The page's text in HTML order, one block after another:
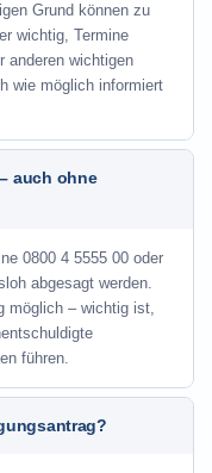
Grund können zu
wichtig, Termine
anderen wichtigen
wie möglich informiert
auch ohne
0800 4 5555 00 oder
abgesagt werden.
möglich – wichtig ist,
führen.